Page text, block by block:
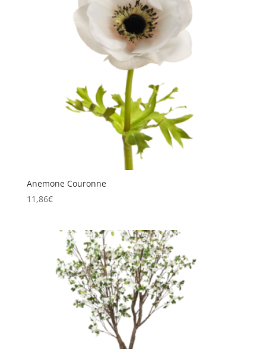
Anemone Couronne
11,86€